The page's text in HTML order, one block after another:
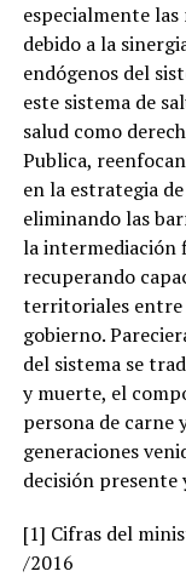
especialmente las
debido a la
endógenos del
este sistema de
salud como
Publica,
en la estrategia
eliminando las
la intermediación
recuperando
territoriales entre
gobierno.
del sistema se
y muerte, el
persona de carne
generaciones
decisión presente
[1] Cifras del
/2016